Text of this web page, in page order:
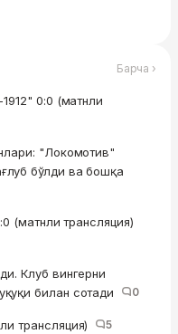
Барча ›
0:0 (матнли
"Локомотив"
бўлди ва бошқа
(матнли трансляция)
Клуб вингерни
билан сотади
0
трансляция) 5